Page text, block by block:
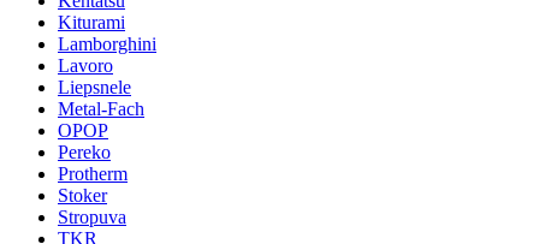
Kiturami
Lamborghini
Lavoro
Liepsnele
Metal-Fach
OPOP
Pereko
Protherm
Stoker
Stropuva
TKR